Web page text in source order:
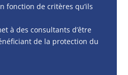
fonction de critères qu’ils
à des consultants d’être
de la protection du